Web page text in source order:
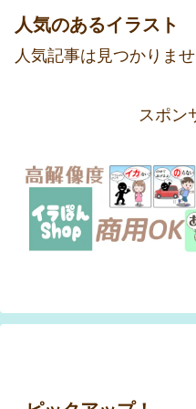
人気のあるイラスト
人気記事は見つかりませ
スポン